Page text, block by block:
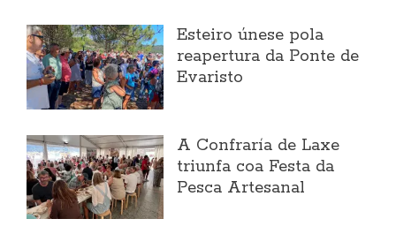
Esteiro únese pola
reapertura da Ponte de
Evaristo
A Confraría de Laxe
triunfa coa Festa da
Pesca Artesanal